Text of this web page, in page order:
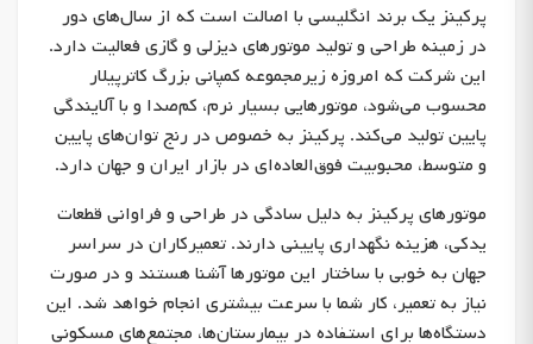
پرکینز یک برند انگلیسی با اصالت است که از سال‌های دور
در زمینه طراحی و تولید موتورهای دیزلی و گازی فعالیت دارد.
این شرکت که امروزه زیرمجموعه کمپانی بزرگ کاترپیلار
محسوب می‌شود، موتورهایی بسیار نرم، کم‌صدا و با آلایندگی
پایین تولید می‌کند. پرکینز به خصوص در رنج توان‌های پایین
و متوسط، محبوبیت فوق‌العاده‌ای در بازار ایران و جهان دارد.
موتورهای پرکینز به دلیل سادگی در طراحی و فراوانی قطعات
یدکی، هزینه نگهداری پایینی دارند. تعمیرکاران در سراسر
جهان به خوبی با ساختار این موتورها آشنا هستند و در صورت
نیاز به تعمیر، کار شما با سرعت بیشتری انجام خواهد شد. این
دستگاه‌ها برای استفاده در بیمارستان‌ها، مجتمع‌های مسکونی